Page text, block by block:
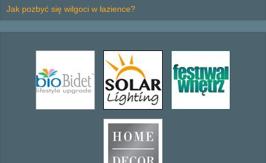
Jak pozbyć się wilgoci w łazience?